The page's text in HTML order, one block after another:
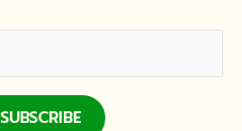
SUBSCRIBE